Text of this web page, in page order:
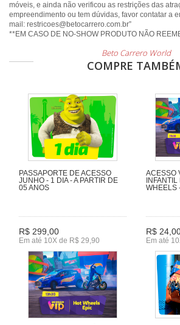
móveis, e ainda não verificou as restrições das
empreendimento ou tem dúvidas, favor contatar a
mail: restricoes@betocarrero.com.br”
Beto Carrero World
COMPRE
PASSAPORTE DE ACESSO
JUNHO - 1 DIA - A PARTIR DE
05 ANOS
R$ 299,00
Em até 10X de R$ 29,90
ACESSO
WHEELS
R$
Em até